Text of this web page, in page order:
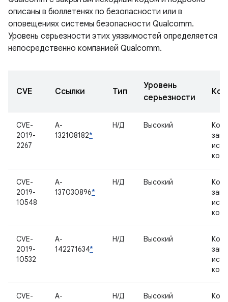
описаны в бюллетенях по безопасности или в
оповещениях системы безопасности Qualcomm.
Уровень серьезности этих уязвимостей определяется
непосредственно компанией Qualcomm.
CVE Ссылки Тип
Уровень
серьезности
CVE-
2019-
2267
A-
132108182*
Н/Д Высокий
CVE-
2019-
10548
A-
137030896*
Н/Д Высокий
CVE-
2019-
10532
A-
142271634*
Н/Д Высокий
CVE-
A-
Н/Д Высокий